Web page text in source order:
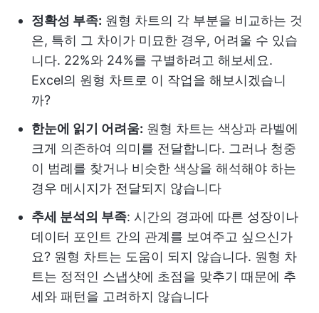
정확성 부족: 원형 차트의 각 부분을 비교하는 것
은, 특히 그 차이가 미묘한 경우, 어려울 수 있습
니다. 22%와 24%를 구별하려고 해보세요.
Excel의 원형 차트로 이 작업을 해보시겠습니
까?
한눈에 읽기 어려움: 원형 차트는 색상과 라벨에
크게 의존하여 의미를 전달합니다. 그러나 청중
이 범례를 찾거나 비슷한 색상을 해석해야 하는
경우 메시지가 전달되지 않습니다
추세 분석의 부족: 시간의 경과에 따른 성장이나
데이터 포인트 간의 관계를 보여주고 싶으신가
요? 원형 차트는 도움이 되지 않습니다. 원형 차
트는 정적인 스냅샷에 초점을 맞추기 때문에 추
세와 패턴을 고려하지 않습니다